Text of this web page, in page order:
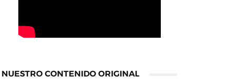
NUESTRO CONTENIDO ORIGINAL